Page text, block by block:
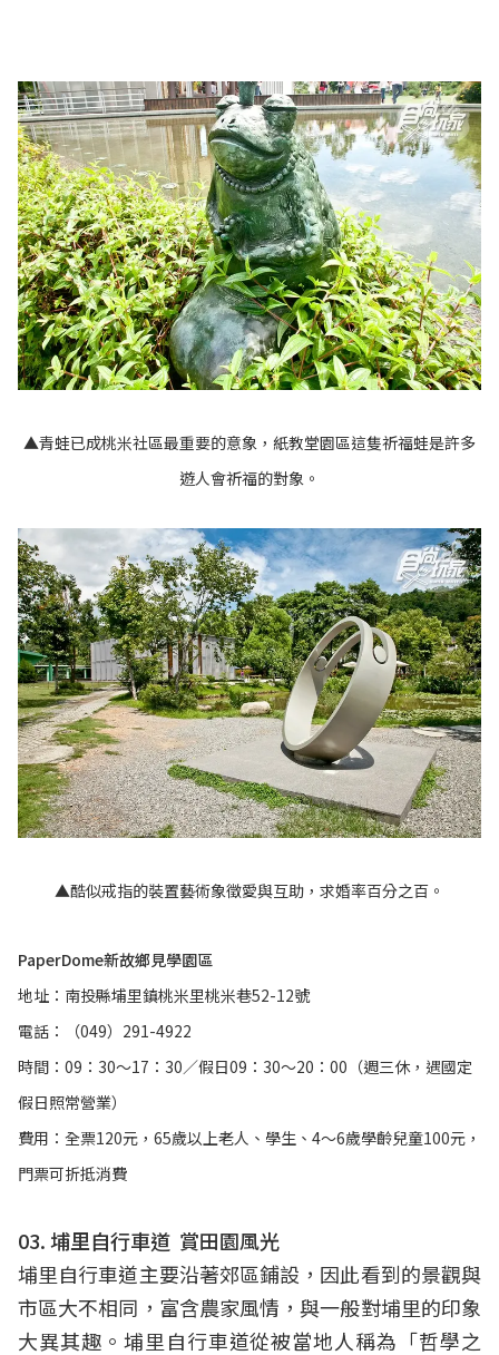
▲青蛙已成桃米社區最重要的意象，紙教堂園區這隻祈福蛙是許多
遊人會祈福的對象。
▲酷似戒指的裝置藝術象徵愛與互助，求婚率百分之百。
PaperDome新故鄉見學園區
地址：南投縣埔里鎮桃米里桃米巷52-12號
電話：（049）291-4922
時間：09：30～17：30／假日09：30～20：00（週三休，遇國定
假日照常營業）
費用：全票120元，65歲以上老人、學生、4～6歲學齡兒童100元，
門票可折抵消費
03. 埔里自行車道 賞田園風光
埔里自行車道主要沿著郊區鋪設，因此看到的景觀與
市區大不相同，富含農家風情，與一般對埔里的印象
大異其趣。埔里自行車道從被當地人稱為「哲學之